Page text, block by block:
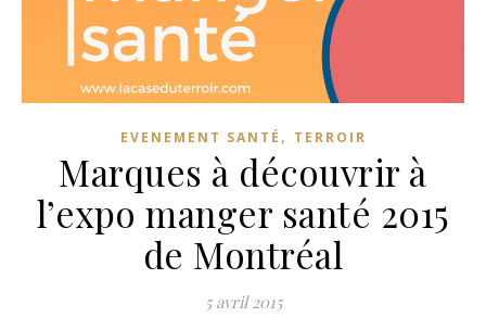
EVENEMENT SANTÉ , TERROIR
Marques à découvrir à
l’expo manger santé 2015
de Montréal
5 avril 2015